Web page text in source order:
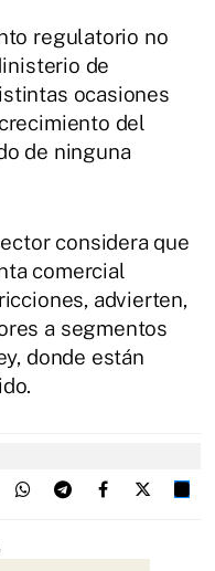
regulatorio no
de
ocasiones
del
de ninguna
considera que
comercial
advierten,
a segmentos
donde están